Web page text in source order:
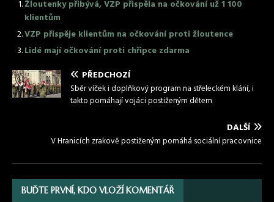
Žloutenky přibývá, VZP přispěla na očkování už 1 100
klientům
VZP přispěje klientům na očkování proti žloutence
Lidé mají očkování proti chřipce zdarma
PŘEDCHOZÍ
Sběr víček i doplňkový program na střeleckém klání, i
takto pomáhají vojáci postiženým dětem
DALŠÍ
V Hranicích zrakově postiženým pomáhá sociální pracovnice
BUĎTE PRVNÍ, KDO VLOŽÍ KOMENTÁŘ